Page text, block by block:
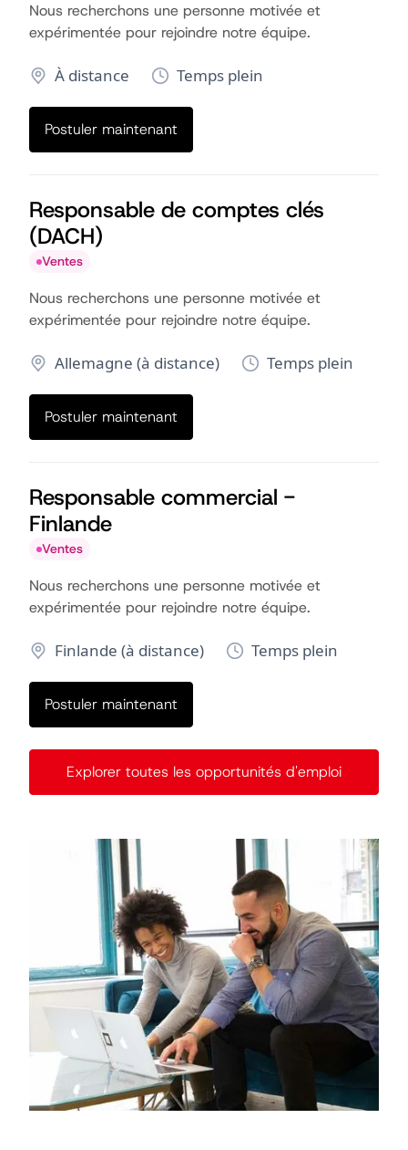
Nous recherchons une personne motivée et
expérimentée pour rejoindre notre équipe.
À distance Temps plein
Postuler maintenant
Responsable de comptes clés
(DACH)
Ventes
Nous recherchons une personne motivée et
expérimentée pour rejoindre notre équipe.
Allemagne (à distance) Temps plein
Postuler maintenant
Responsable commercial -
Finlande
Ventes
Nous recherchons une personne motivée et
expérimentée pour rejoindre notre équipe.
Finlande (à distance) Temps plein
Postuler maintenant
Explorer toutes les opportunités d'emploi